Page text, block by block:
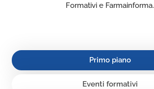
Formativi e Farmainforma.
Primo piano
Eventi formativi